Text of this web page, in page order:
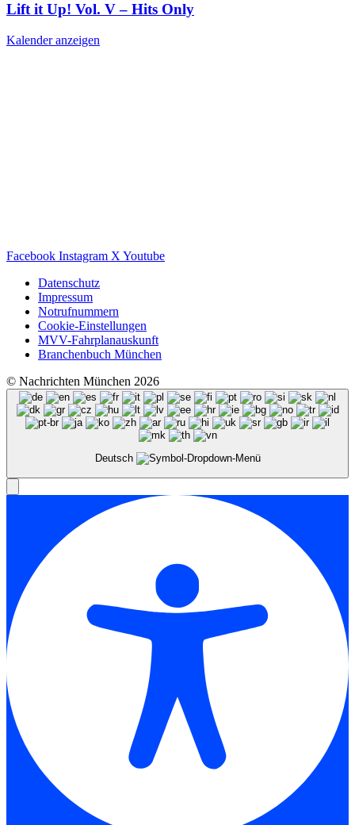
Lift it Up! Vol. V – Hits Only
Kalender anzeigen
Facebook Instagram X Youtube
Datenschutz
Impressum
Notrufnummern
Cookie-Einstellungen
MVV-Fahrplanauskunft
Branchenbuch München
© Nachrichten München 2026
Deutsch